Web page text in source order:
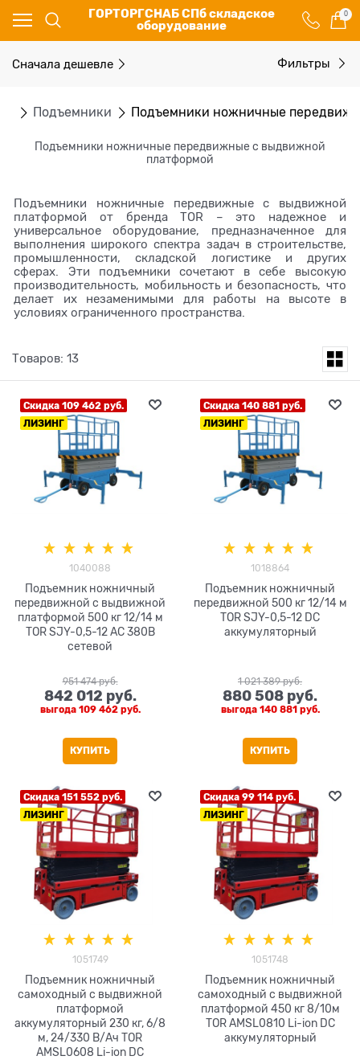
ГОРТОРГСНАБ СПб складское
оборудование
0
Подъемники Подъемники ножничные
Подъемники ножничные передвижные с выдвижной
платформой
Подъемники ножничные передвижные с выдвижной
платформой от бренда TOR – это надежное и
универсальное оборудование, предназначенное для
выполнения широкого спектра задач в строительстве,
промышленности, складской логистике и других
сферах. Эти подъемники сочетают в себе высокую
производительность, мобильность и безопасность, что
делает их незаменимыми для работы на высоте в
условиях ограниченного пространства.
Сначала дешевле Фильтры
Товаров: 13
Скидка 109 462 руб.
ЛИЗИНГ
1040088
Подъемник ножничный
передвижной с выдвижной
платформой 500 кг 12/14 м
TOR SJY-0,5-12 AC 380В
сетевой
951 474 руб.
842 012 руб.
выгода 109 462 руб.
КУПИТЬ
Скидка 140 881 руб.
ЛИЗИНГ
1018864
Подъемник ножничный
передвижной 500 кг 12/14 м
TOR SJY-0,5-12 DC
аккумуляторный
1 021 389 руб.
880 508 руб.
выгода 140 881 руб.
КУПИТЬ
Скидка 151 552 руб.
ЛИЗИНГ
1051749
Подъемник ножничный
самоходный с выдвижной
платформой
аккумуляторный 230 кг, 6/8
м, 24/330 В/Ач TOR
AMSL0608 Li-ion DC
Скидка 99 114 руб.
ЛИЗИНГ
1051748
Подъемник ножничный
самоходный с выдвижной
платформой 450 кг 8/10м
TOR AMSL0810 Li-ion DC
аккумуляторный